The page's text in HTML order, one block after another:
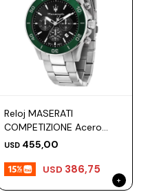
Reloj MASERATI
COMPETIZIONE Acero
Plateado Esfera 43mm
USD 455,00
USD 386,75